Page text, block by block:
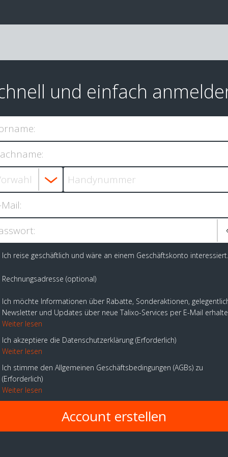
und einfach
Ich reise geschäftlich und wäre an einem Geschäftskonto interessiert.
Rechnungsadresse (optional)
Ich möchte Informationen über Rabatte, Sonderaktionen,
Newsletter und Updates über neue Talixo-Services per E-Mail
Weiter lesen
Ich akzeptiere die Datenschutzerklärung Erforderlich
Weiter lesen
Ich stimme den Allgemeinen Geschäftsbedingungen (AGBs) zu
Erforderlich
Weiter lesen